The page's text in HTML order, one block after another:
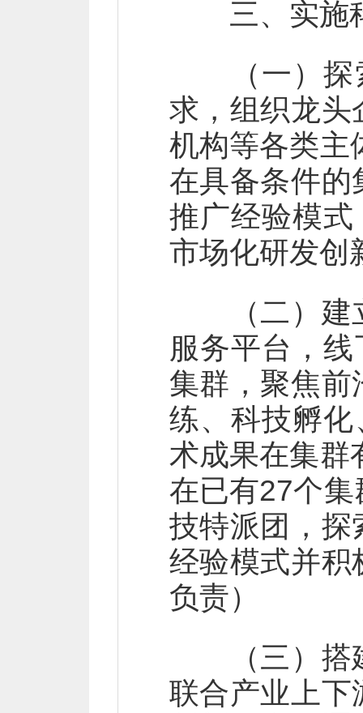
三、实施科
（一）探索
求，组织龙头
机构等各类主
在具备条件的
推广经验模式
市场化研发创
（二）建立
服务平台，
集群，聚焦
练、科技孵化
术成果在集群
在已有27个
技特派团，探
经验模式并积
负责）
（三）搭建
联合产业上下